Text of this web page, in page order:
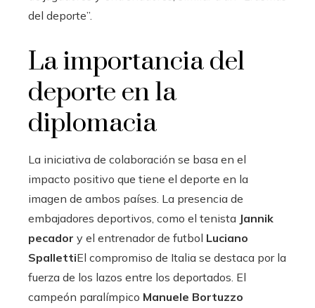
del deporte”.
La importancia del
deporte en la
diplomacia
La iniciativa de colaboración se basa en el
impacto positivo que tiene el deporte en la
imagen de ambos países. La presencia de
embajadores deportivos, como el tenista Jannik
pecador y el entrenador de futbol Luciano
SpallettiEl compromiso de Italia se destaca por la
fuerza de los lazos entre los deportados. El
campeón paralímpico Manuele Bortuzzo